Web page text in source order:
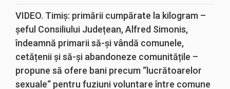
VIDEO. Timiș: primării cumpărate la kilogram –
șeful Consiliului Județean, Alfred Simonis,
îndeamnă primarii să-și vândă comunele,
cetățenii și să-și abandoneze comunitățile –
propune să ofere bani precum “lucrătoarelor
sexuale“ pentru fuziuni voluntare între comune